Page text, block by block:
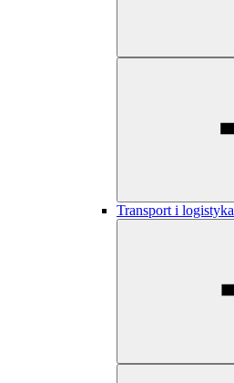
​​​Transport i logistyka